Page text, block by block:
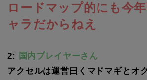
ロードマップ的にも今
ャラだからねえ
2:
国内プレイヤーさん
アクセルは運営曰くマドマギとオ